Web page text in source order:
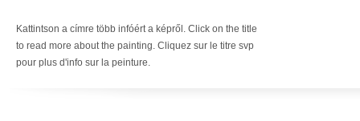
Kattintson a címre több infóért a képről. Click on the title
to read more about the painting. Cliquez sur le titre svp
pour plus d'info sur la peinture.